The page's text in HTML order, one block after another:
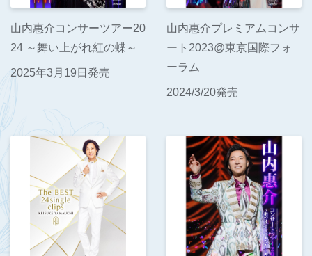
山内惠介コンサーツアー20
24 ～舞い上がれ紅の蝶～
2025年3月19日発売
山内惠介プレミアムコンサ
ート2023@東京国際フォ
ーラム
2024/3/20発売